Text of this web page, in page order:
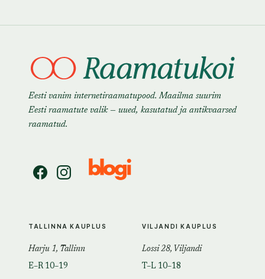
Eesti vanim internetiraamatupood. Maailma suurim
Eesti raamatute valik — uued, kasutatud ja antikvaarsed
raamatud.
TALLINNA KAUPLUS
Harju 1, Tallinn
E–R 10–19
VILJANDI KAUPLUS
Lossi 28, Viljandi
T–L 10–18